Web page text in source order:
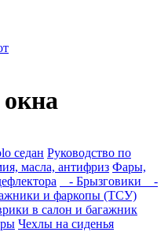
седан Руководство по
масла, антифриз Фары,
- Брызговики
-
и фаркопы (ТСУ)
в салон и багажник
Чехлы на сиденья